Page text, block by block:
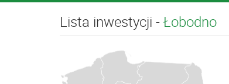
Lista inwestycji - Łobodno